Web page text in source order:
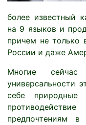
более известный
на 9 языков и
причем не
России и даже
Многие
универсальности
себе
предпочтениям